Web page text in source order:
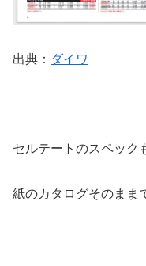
出典： ダイワ
セルテートのスペック
紙のカタログそのまま